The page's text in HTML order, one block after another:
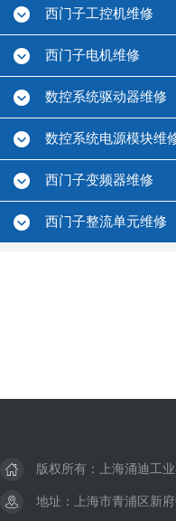
西门子工控机维修
西门子电机维修
数控系统驱动器维修
数控系统电源模块维
西门子变频器维修
西门子整流单元维修
版权所有：上海涌迪工
地址：上海市青浦区新